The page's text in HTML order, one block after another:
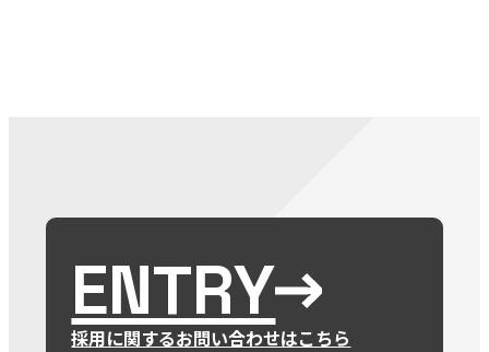
ENTRY
採用に関するお問い合わせはこちら